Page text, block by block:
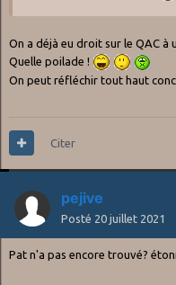
On a déjà eu droit sur le QAC à
Quelle poilade !
On peut réfléchir tout haut
Citer
pejive
Posté 20 juillet 2021
Pat n'a pas encore trouvé?